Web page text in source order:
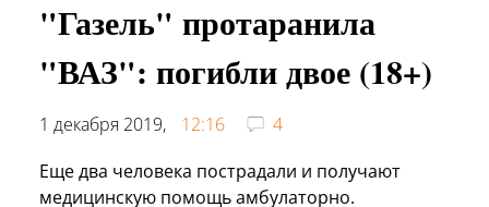
"Газель" протаранила
"ВАЗ": погибли двое (18+)
1 декабря 2019, 12:16
4
Еще два человека пострадали и получают
медицинскую помощь амбулаторно.